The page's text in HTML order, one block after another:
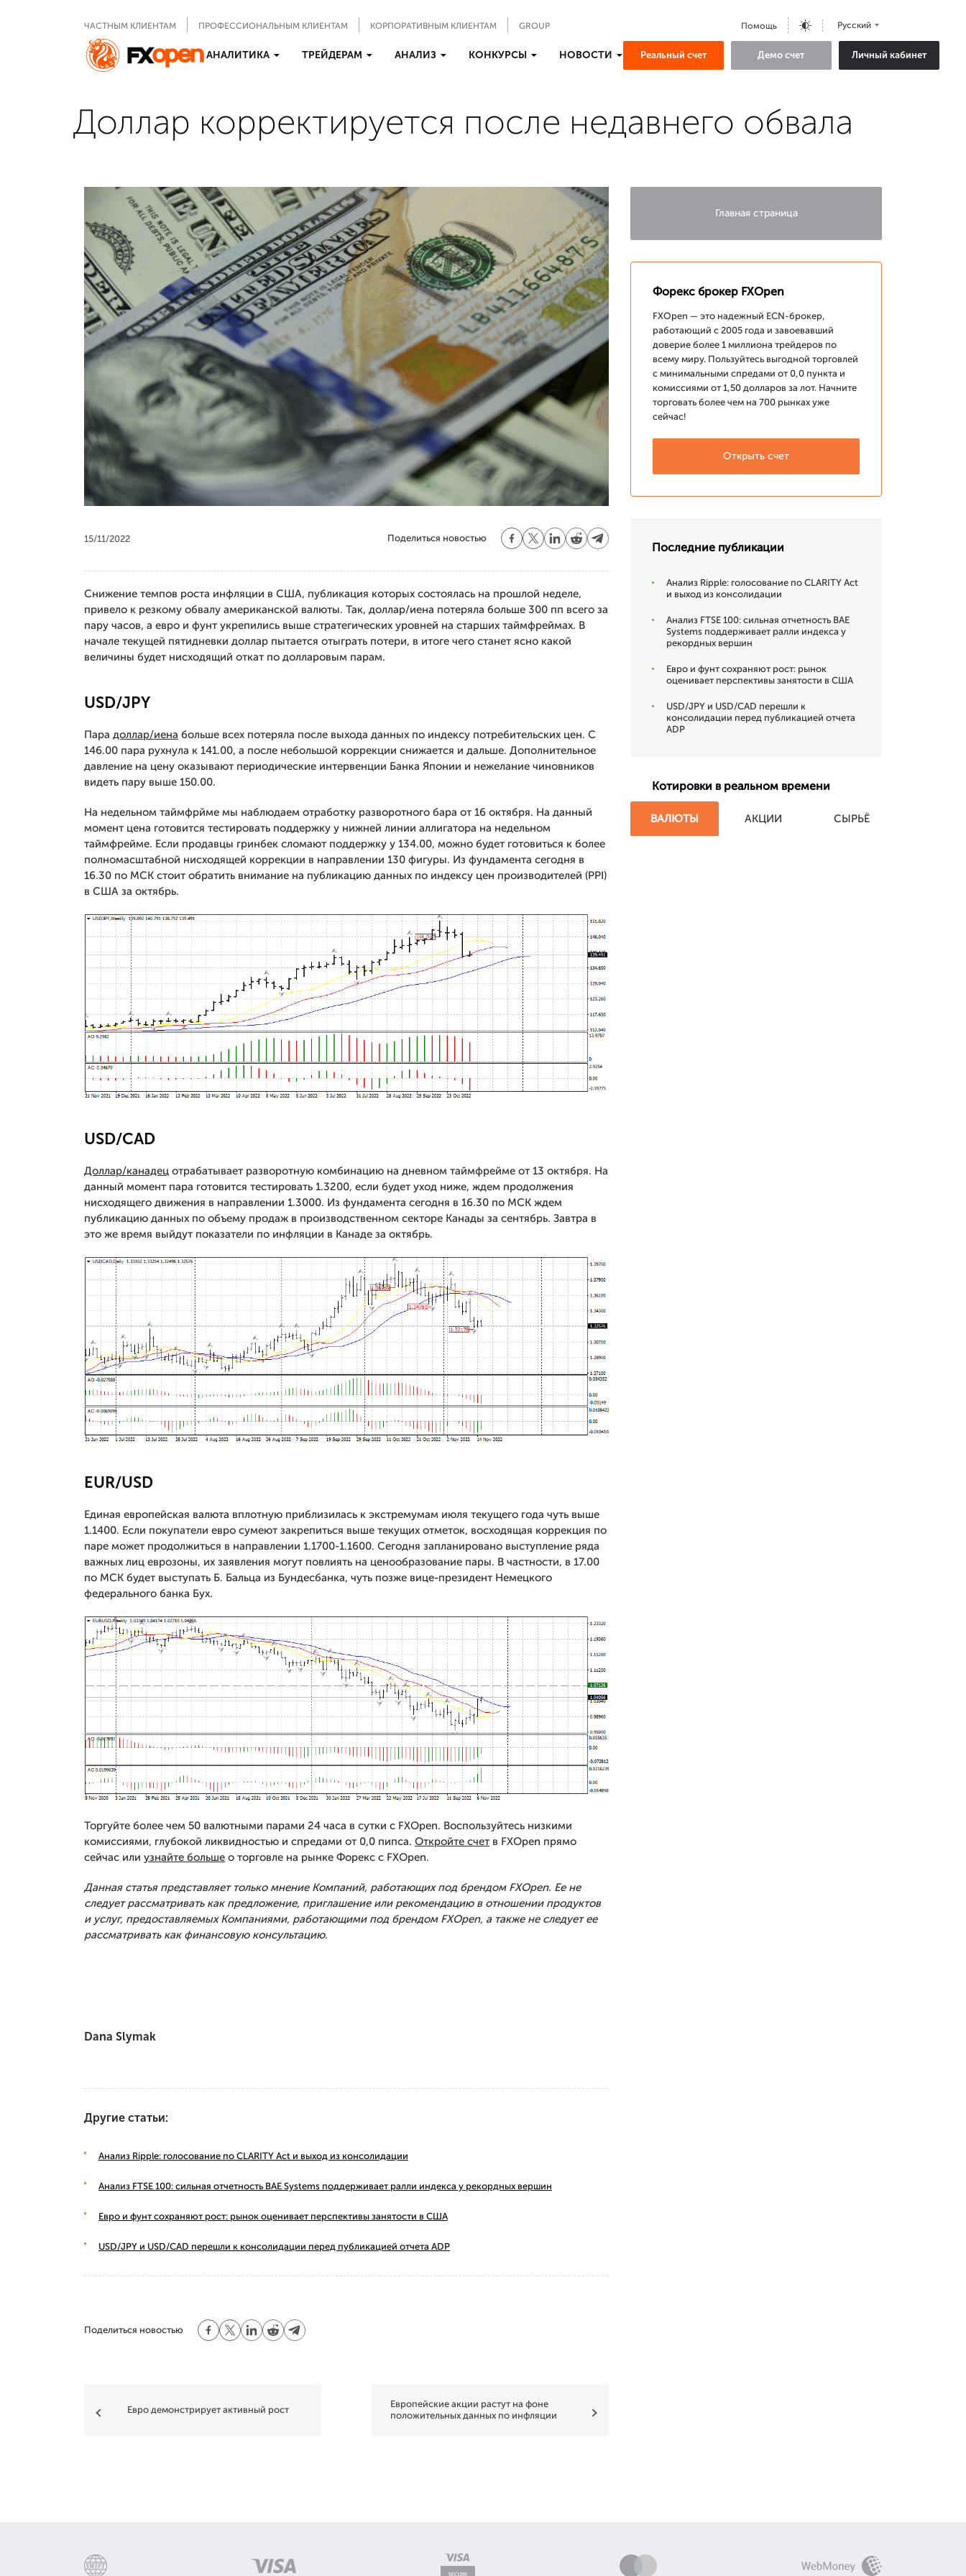
ЧАСТНЫМ КЛИЕНТАМ ПРОФЕССИОНАЛЬНЫМ КЛИЕНТАМ КОРПОРАТИВНЫМ КЛИЕНТАМ GROUP Помощь Русский
АНАЛИТИКА ТРЕЙДЕРАМ АНАЛИЗ КОНКУРСЫ НОВОСТИ Реальный счет Демо счет Личный кабинет
Доллар корректируется после недавнего обвала
15/11/2022 Поделиться новостью
Снижение темпов роста инфляции в США, публикация которых состоялась на прошлой неделе,
привело к резкому обвалу американской валюты. Так, доллар/иена потеряла больше 300 пп всего за
пару часов, а евро и фунт укрепились выше стратегических уровней на старших таймфреймах. В
начале текущей пятидневки доллар пытается отыграть потери, в итоге чего станет ясно какой
величины будет нисходящий откат по долларовым парам.
USD/JPY
Пара доллар/иена больше всех потеряла после выхода данных по индексу потребительских цен. С
146.00 пара рухнула к 141.00, а после небольшой коррекции снижается и дальше. Дополнительное
давление на цену оказывают периодические интервенции Банка Японии и нежелание чиновников
видеть пару выше 150.00.
На недельном таймфрйме мы наблюдаем отработку разворотного бара от 16 октября. На данный
момент цена готовится тестировать поддержку у нижней линии аллигатора на недельном
таймфрейме. Если продавцы гринбек сломают поддержку у 134.00, можно будет готовиться к более
полномасштабной нисходящей коррекции в направлении 130 фигуры. Из фундамента сегодня в
16.30 по МСК стоит обратить внимание на публикацию данных по индексу цен производителей (PPI)
в США за октябрь.
USD/CAD
Доллар/канадец отрабатывает разворотную комбинацию на дневном таймфрейме от 13 октября. На
данный момент пара готовится тестировать 1.3200, если будет уход ниже, ждем продолжения
нисходящего движения в направлении 1.3000. Из фундамента сегодня в 16.30 по МСК ждем
публикацию данных по объему продаж в производственном секторе Канады за сентябрь. Завтра в
это же время выйдут показатели по инфляции в Канаде за октябрь.
EUR/USD
Единая европейская валюта вплотную приблизилась к экстремумам июля текущего года чуть выше
1.1400. Если покупатели евро сумеют закрепиться выше текущих отметок, восходящая коррекция по
паре может продолжиться в направлении 1.1700-1.1600. Сегодня запланировано выступление ряда
важных лиц еврозоны, их заявления могут повлиять на ценообразование пары. В частности, в 17.00
по МСК будет выступать Б. Бальца из Бундесбанка, чуть позже вице-президент Немецкого
федерального банка Бух.
Торгуйте более чем 50 валютными парами 24 часа в сутки с FXOpen. Воспользуйтесь низкими
комиссиями, глубокой ликвидностью и спредами от 0,0 пипса. Откройте счет в FXOpen прямо
сейчас или узнайте больше о торговле на рынке Форекс с FXOpen.
Данная статья представляет только мнение Компаний, работающих под брендом FXOpen. Ее не
следует рассматривать как предложение, приглашение или рекомендацию в отношении продуктов
и услуг, предоставляемых Компаниями, работающими под брендом FXOpen, а также не следует ее
рассматривать как финансовую консультацию.
Dana Slymak
Другие статьи:
Анализ Ripple: голосование по CLARITY Act и выход из консолидации
Анализ FTSE 100: сильная отчетность BAE Systems поддерживает ралли индекса у рекордных вершин
Евро и фунт сохраняют рост: рынок оценивает перспективы занятости в США
USD/JPY и USD/CAD перешли к консолидации перед публикацией отчета ADP
Поделиться новостью
Евро демонстрирует активный рост
Европейские акции растут на фоне
положительных данных по инфляции
Главная страница
Форекс брокер FXOpen
FXOpen — это надежный ECN-брокер,
работающий с 2005 года и завоевавший
доверие более 1 миллиона трейдеров по
всему миру. Пользуйтесь выгодной торговлей
с минимальными спредами от 0,0 пункта и
комиссиями от 1,50 долларов за лот. Начните
торговать более чем на 700 рынках уже
сейчас!
Открыть счет
Последние публикации
Анализ Ripple: голосование по CLARITY Act
и выход из консолидации
Анализ FTSE 100: сильная отчетность BAE
Systems поддерживает ралли индекса у
рекордных вершин
Евро и фунт сохраняют рост: рынок
оценивает перспективы занятости в США
USD/JPY и USD/CAD перешли к
консолидации перед публикацией отчета
ADP
Котировки в реальном времени
ВАЛЮТЫ АКЦИИ СЫРЬЁ